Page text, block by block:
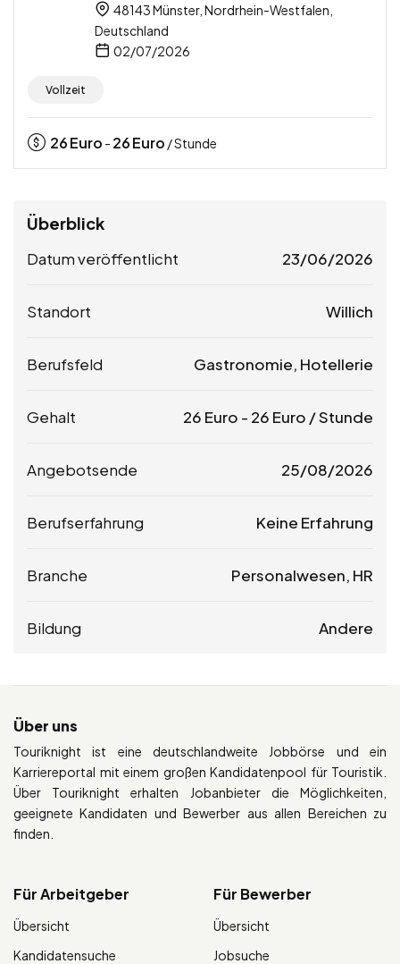
48143 Münster, Nordrhein-Westfalen,
Deutschland
02/07/2026
Vollzeit
26Euro - 26Euro / Stunde
Überblick
Datum veröffentlicht 23/06/2026
Standort Willich
Berufsfeld Gastronomie, Hotellerie
Gehalt 26 Euro - 26 Euro / Stunde
Angebotsende 25/08/2026
Berufserfahrung Keine Erfahrung
Branche Personalwesen, HR
Bildung Andere
Über uns
Touriknight ist eine deutschlandweite Jobbörse und ein
Karriereportal mit einem großen Kandidatenpool für Touristik.
Über Touriknight erhalten Jobanbieter die Möglichkeiten,
geeignete Kandidaten und Bewerber aus allen Bereichen zu
finden.
Für Arbeitgeber
Übersicht
Kandidatensuche
Für Bewerber
Übersicht
Jobsuche